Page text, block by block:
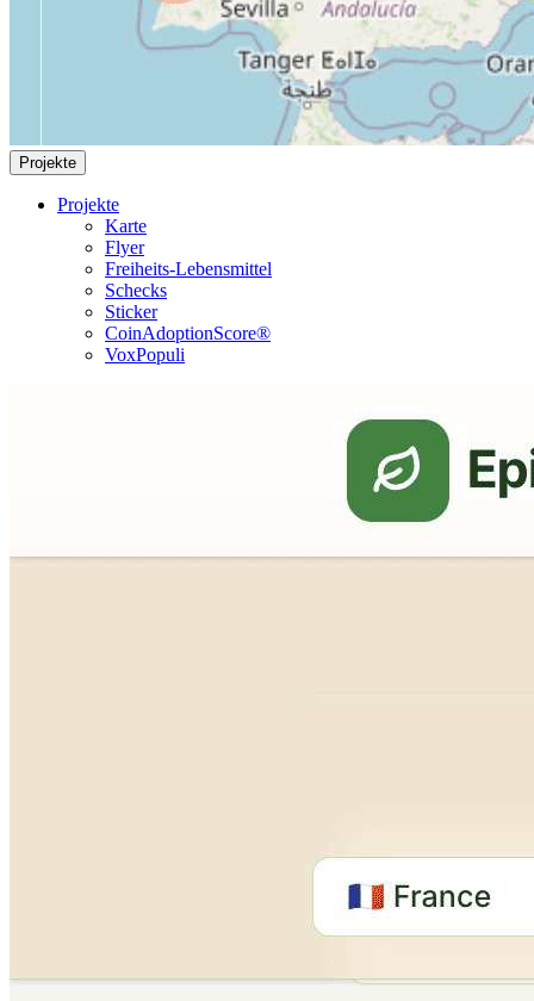
Projekte
Projekte
Karte
Flyer
Freiheits-Lebensmittel
Schecks
Sticker
CoinAdoptionScore®
VoxPopuli